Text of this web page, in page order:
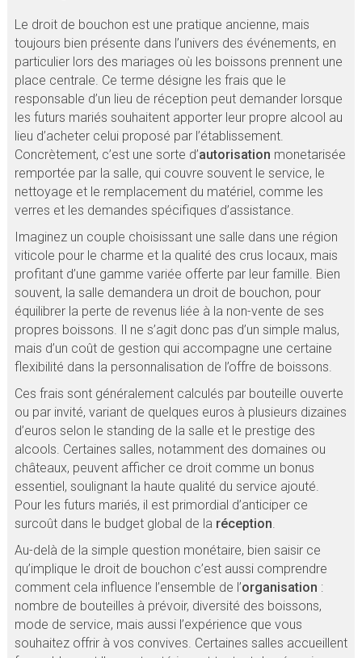
Le droit de bouchon est une pratique ancienne, mais
toujours bien présente dans l’univers des événements, en
particulier lors des mariages où les boissons prennent une
place centrale. Ce terme désigne les frais que le
responsable d’un lieu de réception peut demander lorsque
les futurs mariés souhaitent apporter leur propre alcool au
lieu d’acheter celui proposé par l’établissement.
Concrètement, c’est une sorte d’autorisation monetarisée
remportée par la salle, qui couvre souvent le service, le
nettoyage et le remplacement du matériel, comme les
verres et les demandes spécifiques d’assistance.
Imaginez un couple choisissant une salle dans une région
viticole pour le charme et la qualité des crus locaux, mais
profitant d’une gamme variée offerte par leur famille. Bien
souvent, la salle demandera un droit de bouchon, pour
équilibrer la perte de revenus liée à la non-vente de ses
propres boissons. Il ne s’agit donc pas d’un simple malus,
mais d’un coût de gestion qui accompagne une certaine
flexibilité dans la personnalisation de l’offre de boissons.
Ces frais sont généralement calculés par bouteille ouverte
ou par invité, variant de quelques euros à plusieurs dizaines
d’euros selon le standing de la salle et le prestige des
alcools. Certaines salles, notamment des domaines ou
châteaux, peuvent afficher ce droit comme un bonus
essentiel, soulignant la haute qualité du service ajouté.
Pour les futurs mariés, il est primordial d’anticiper ce
surcoût dans le budget global de la réception.
Au-delà de la simple question monétaire, bien saisir ce
qu’implique le droit de bouchon c’est aussi comprendre
comment cela influence l’ensemble de l’organisation :
nombre de bouteilles à prévoir, diversité des boissons,
mode de service, mais aussi l’expérience que vous
souhaitez offrir à vos convives. Certaines salles accueillent